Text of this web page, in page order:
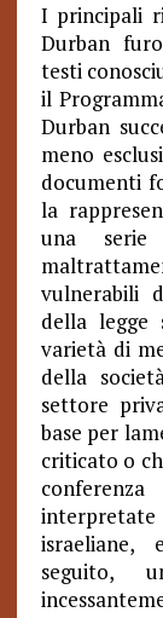
I principali
Durban
testi
il
Durban
meno
documenti
la
una
vulnerabili
della
varietà di
della
settore
base per
criticato o
interpretate
israeliane,
seguito,